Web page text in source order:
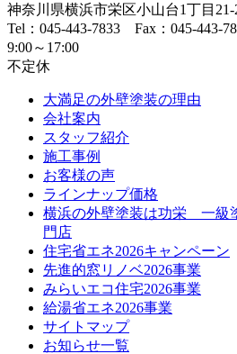
神奈川県横浜市栄区小山台1丁目21-
Tel：045-443-7833 Fax：045-443-
9:00～17:00
不定休
大満足の外壁塗装の理由
会社案内
スタッフ紹介
施工事例
お客様の声
ラインナップ価格
横浜の外壁塗装は功栄 一級
門店
住宅省エネ2026キャンペーン
先進的窓リノベ2026事業
みらいエコ住宅2026事業
給湯省エネ2026事業
サイトマップ
お知らせ一覧